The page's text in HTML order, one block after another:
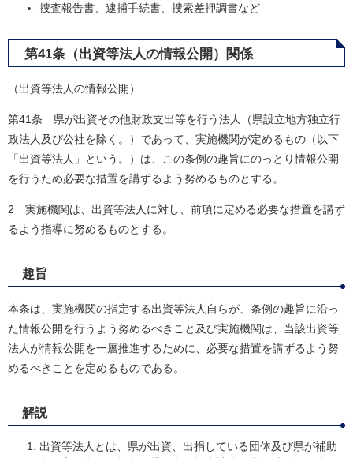
捜査報告書、逮捕手続書、捜索差押調書など
第41条（出資等法人の情報公開）関係
（出資等法人の情報公開）
第41条 県が出資その他財政支出等を行う法人（県設立地方独立行
政法人及び公社を除く。）であって、実施機関が定めるもの（以下
「出資等法人」という。）は、この条例の趣旨にのっとり情報公開
を行うため必要な措置を講ずるよう努めるものとする。
2 実施機関は、出資等法人に対し、前項に定める必要な措置を講ず
るよう指導に努めるものとする。
趣旨
本条は、実施機関の指定する出資等法人自らが、条例の趣旨に沿っ
た情報公開を行うよう努めるべきこと及び実施機関は、当該出資等
法人が情報公開を一層推進するために、必要な措置を講ずるよう努
めるべきことを定めるものである。
解説
出資等法人とは、県が出資、出捐している団体及び県が補助